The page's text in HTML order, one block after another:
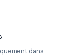
dans